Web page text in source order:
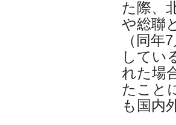
た際、
や総聯
（同
してい
れた場
たこと
も国内